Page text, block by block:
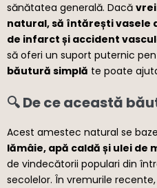
sănătatea generală. Dacă
natural, să întărești vasele
de infarct și accident
să oferi un suport puternic
băutură simplă te poate
🔍 De ce această
Acest amestec natural se
lămâie, apă caldă și ulei de
de vindecătorii populari din
secolelor. În vremurile